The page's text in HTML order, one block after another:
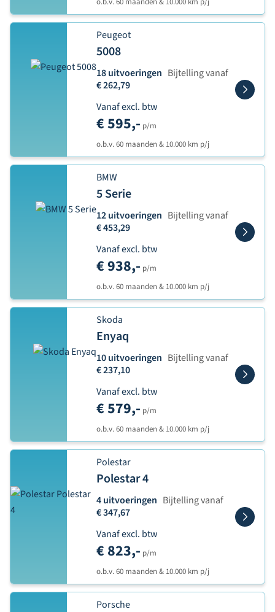
Peugeot
5008
18 uitvoeringen Bijtelling vanaf
€ 262,79
Vanaf excl. btw
€ 595,- p/m
o.b.v. 60 maanden & 10.000 km p/j
BMW
5 Serie
12 uitvoeringen Bijtelling vanaf
€ 453,29
Vanaf excl. btw
€ 938,- p/m
o.b.v. 60 maanden & 10.000 km p/j
Skoda
Enyaq
10 uitvoeringen Bijtelling vanaf
€ 237,10
Vanaf excl. btw
€ 579,- p/m
o.b.v. 60 maanden & 10.000 km p/j
Polestar
Polestar 4
4 uitvoeringen Bijtelling vanaf
€ 347,67
Vanaf excl. btw
€ 823,- p/m
o.b.v. 60 maanden & 10.000 km p/j
Porsche